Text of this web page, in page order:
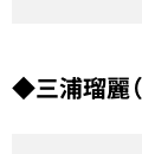
◆三浦瑠麗